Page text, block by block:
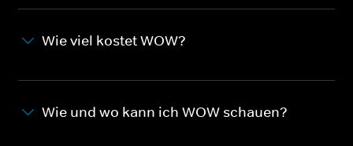
Wie viel kostet WOW?
Wie und wo kann ich WOW schauen?